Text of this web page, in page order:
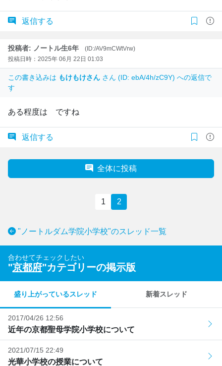
返信する
投稿者: ノートル生6年
(ID:/AV9mCWtVrw)
投稿日時：2025年 06月 22日 01:03
この書き込みは もけもけさん さん (ID: ebA/4h/zC9Y) への返信で
す
ある程度は ですね
返信する
全体に投稿
1 2
"ノートルダム学院小学校"のスレッド一覧
合わせてチェックしたい
"京都府"カテゴリーの掲示版
盛り上がっているスレッド 新着スレッド
2017/04/26 12:56
近年の京都聖母学院小学校について
2021/07/15 22:49
光華小学校の授業について